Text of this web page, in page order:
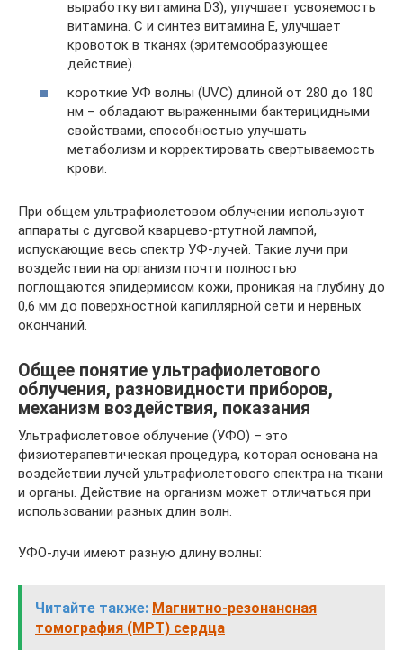
выработку витамина D3), улучшает усвояемость
витамина. С и синтез витамина Е, улучшает
кровоток в тканях (эритемообразующее
действие).
короткие УФ волны (UVC) длиной от 280 до 180
нм – обладают выраженными бактерицидными
свойствами, способностью улучшать
метаболизм и корректировать свертываемость
крови.
При общем ультрафиолетовом облучении используют
аппараты с дуговой кварцево-ртутной лампой,
испускающие весь спектр УФ-лучей. Такие лучи при
воздействии на организм почти полностью
поглощаются эпидермисом кожи, проникая на глубину до
0,6 мм до поверхностной капиллярной сети и нервных
окончаний.
Общее понятие ультрафиолетового
облучения, разновидности приборов,
механизм воздействия, показания
Ультрафиолетовое облучение (УФО) – это
физиотерапевтическая процедура, которая основана на
воздействии лучей ультрафиолетового спектра на ткани
и органы. Действие на организм может отличаться при
использовании разных длин волн.
УФО-лучи имеют разную длину волны:
Читайте также: Магнитно-резонансная
томография (МРТ) сердца